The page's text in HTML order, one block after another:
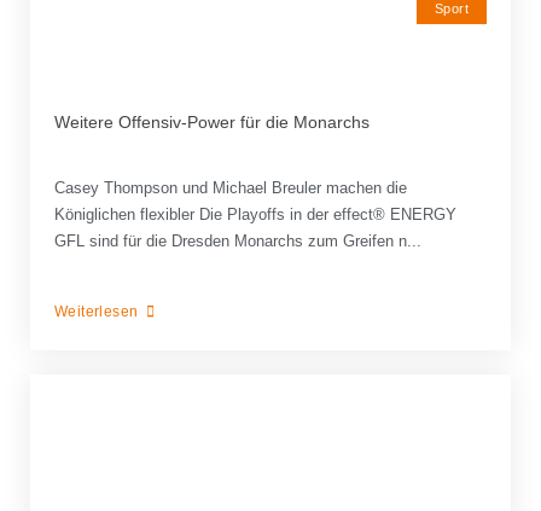
Sport
Weitere Offensiv-Power für die Monarchs
Casey Thompson und Michael Breuler machen die
Königlichen flexibler Die Playoffs in der effect® ENERGY
GFL sind für die Dresden Monarchs zum Greifen n...
Weiterlesen